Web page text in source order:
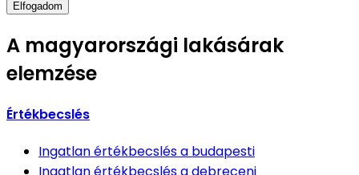
Elfogadom
A magyarországi lakásárak
elemzése
Értékbecslés
Ingatlan értékbecslésa budapesti